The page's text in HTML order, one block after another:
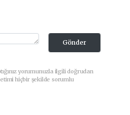
Gönder
yorumunuzla ilgili doğrudan
hiçbir şekilde sorumlu